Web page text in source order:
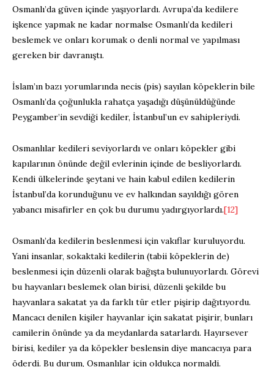
Osmanlı’da güven içinde yaşıyorlardı. Avrupa’da kedilere
işkence yapmak ne kadar normalse Osmanlı’da kedileri
beslemek ve onları korumak o denli normal ve yapılması
gereken bir davranıştı.
İslam’ın bazı yorumlarında necis (pis) sayılan köpeklerin bile
Osmanlı’da çoğunlukla rahatça yaşadığı düşünüldüğünde
Peygamber’in sevdiği kediler, İstanbul’un ev sahipleriydi.
Osmanlılar kedileri seviyorlardı ve onları köpekler gibi
kapılarının önünde değil evlerinin içinde de besliyorlardı.
Kendi ülkelerinde şeytani ve hain kabul edilen kedilerin
İstanbul’da korunduğunu ve ev halkından sayıldığı gören
yabancı misafirler en çok bu durumu yadırgıyorlardı.[12]
Osmanlı’da kedilerin beslenmesi için vakıflar kuruluyordu.
Yani insanlar, sokaktaki kedilerin (tabii köpeklerin de)
beslenmesi için düzenli olarak bağışta bulunuyorlardı. Görevi
bu hayvanları beslemek olan birisi, düzenli şekilde bu
hayvanlara sakatat ya da farklı tür etler pişirip dağıtıyordu.
Mancacı denilen kişiler hayvanlar için sakatat pişirir, bunları
camilerin önünde ya da meydanlarda satarlardı. Hayırsever
birisi, kediler ya da köpekler beslensin diye mancacıya para
öderdi. Bu durum, Osmanlılar için oldukça normaldi.